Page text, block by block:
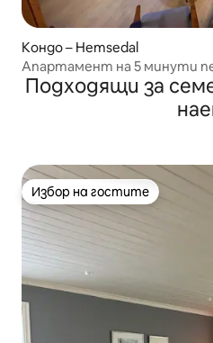
Кондо – Hemsedal
Апартамент на 5 минути
курорта Хемседал
Подходящи за
Избор на гостите
Избор на гостите